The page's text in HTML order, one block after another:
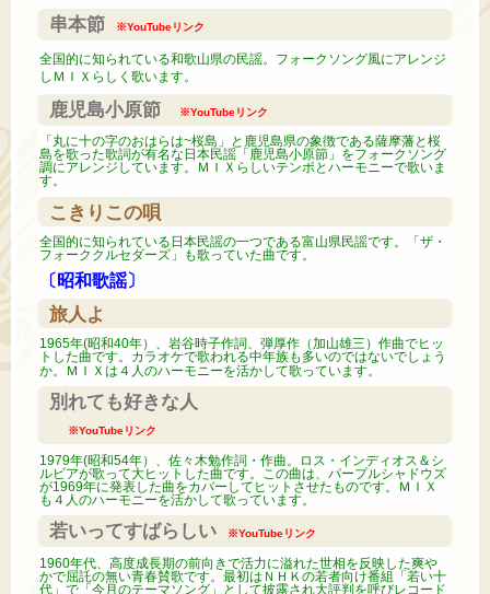
串本節 ※YouTubeリンク
全国的に知られている和歌山県の民謡。フォークソング風にアレンジ
しＭＩＸらしく歌います。
鹿児島小原節 ※YouTubeリンク
「丸に十の字のおはらは~桜島」と鹿児島県の象徴である薩摩藩と桜
島を歌った歌詞が有名な日本民謡「鹿児島小原節」をフォークソング
調にアレンジしています。ＭＩＸらしいテンポとハーモニーで歌いま
す。
こきりこの唄
全国的に知られている日本民謡の一つである富山県民謡です。「ザ・
フォーククルセダーズ」も歌っていた曲です。
〔昭和歌謡〕
旅人よ
1965年(昭和40年）、岩谷時子作詞、弾厚作（加山雄三）作曲でヒッ
トした曲です。カラオケで歌われる中年族も多いのではないでしょう
か。ＭＩＸは４人のハーモニーを活かして歌っています。
別れても好きな人
※YouTubeリンク
1979年(昭和54年）、佐々木勉作詞・作曲。ロス・インディオス＆シ
ルビアが歌って大ヒットした曲です。この曲は、パープルシャドウズ
が1969年に発表した曲をカバーしてヒットさせたものです。ＭＩＸ
も４人のハーモニーを活かして歌っています。
若いってすばらしい ※YouTubeリンク
1960年代、高度成長期の前向きで活力に溢れた世相を反映した爽や
かで屈託の無い青春賛歌です。最初はＮＨＫの若者向け番組「若い十
代」で「今月のテーマソング」として披露され大評判を呼びレコード